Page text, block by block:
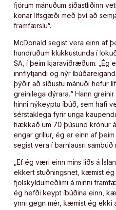
fjórum mánuðum síðastliðinn
konar lífsgæði með því að
framfærslu“.
McDonald segist vera einn af
hundruðum klukkustunda í
SA, í þeim kjaraviðræðum. „Ég
innflytjandi og nýr
þýðir að síðustu mánuði hefur
greinilega dýrara.“ Hann
hinni nýkeyptu íbúð, sem hafi
sérstaklega fyrir unga
hækkað um 70 þúsund krónur
engar grillur, ég er einn af
segist vera í barnlausri sambúð
„Ef ég væri einn míns liðs á
ekkert stuðningsnet, kæmist
fjölskyldumeðlimi á minni
ég hefði keypt íbúðina einn,
ynni gegn mér, kæmist ég ekki